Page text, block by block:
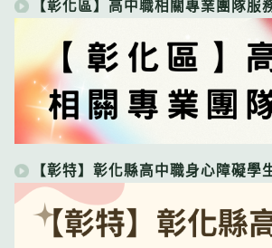
【彰化區】高中職相關專業團隊服
【彰特】彰化縣高中職身心障礙學